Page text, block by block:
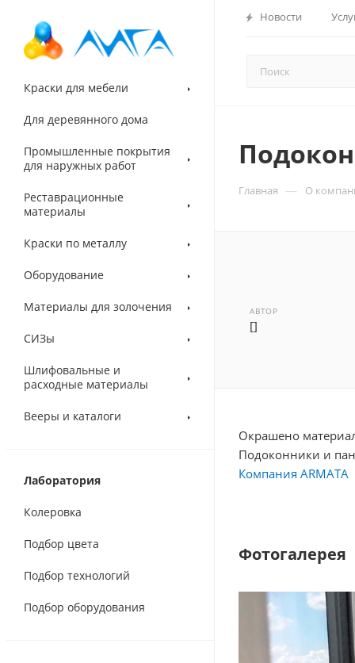
Новости
Краски для мебели
Для деревянного дома
Промышленные покрытия
для наружных работ
Реставрационные
материалы
Краски по металлу
Оборудование
Материалы для золочения
СИЗы
Шлифовальные и
расходные материалы
Вееры и каталоги
Лаборатория
Колеровка
Подбор цвета
Подбор технологий
Подбор оборудования
Главная — О
АВТОР
[]
Окрашено
Подоконники и
Компания ARMATA
Фотогалерея